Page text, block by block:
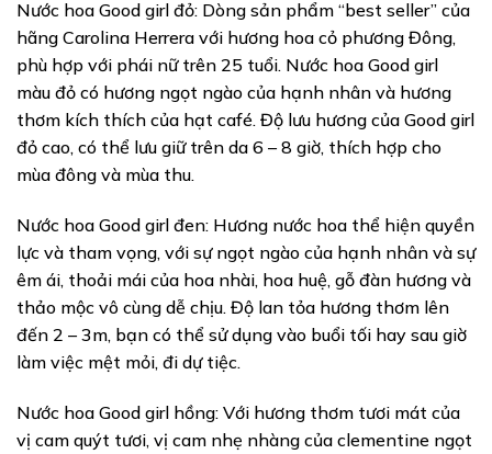
Nước hoa Good girl đỏ: Dòng sản phẩm “best seller” của
hãng Carolina Herrera với hương hoa cỏ phương Đông,
phù hợp với phái nữ trên 25 tuổi. Nước hoa Good girl
màu đỏ có hương ngọt ngào của hạnh nhân và hương
thơm kích thích của hạt café. Độ lưu hương của Good girl
đỏ cao, có thể lưu giữ trên da 6 – 8 giờ, thích hợp cho
mùa đông và mùa thu.
Nước hoa Good girl đen: Hương nước hoa thể hiện quyền
lực và tham vọng, với sự ngọt ngào của hạnh nhân và sự
êm ái, thoải mái của hoa nhài, hoa huệ, gỗ đàn hương và
thảo mộc vô cùng dễ chịu. Độ lan tỏa hương thơm lên
đến 2 – 3m, bạn có thể sử dụng vào buổi tối hay sau giờ
làm việc mệt mỏi, đi dự tiệc.
Nước hoa Good girl hồng: Với hương thơm tươi mát của
vị cam quýt tươi, vị cam nhẹ nhàng của clementine ngọt